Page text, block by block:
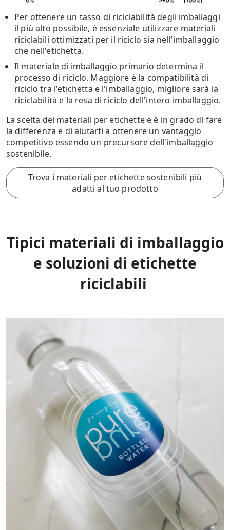
Per ottenere un tasso di riciclabilità degli imballaggi
il più alto possibile, è essenziale utilizzare materiali
riciclabili ottimizzati per il riciclo sia nell'imballaggio
che nell'etichetta.
Il materiale di imballaggio primario determina il
processo di riciclo. Maggiore è la compatibilità di
riciclo tra l'etichetta e l'imballaggio, migliore sarà la
riciclabilità e la resa di riciclo dell'intero imballaggio.
La scelta dei materiali per etichette e è in grado di fare
la differenza e di aiutarti a ottenere un vantaggio
competitivo essendo un precursore dell'imballaggio
sostenibile.
Trova i materiali per etichette sostenibili più
adatti al tuo prodotto
Tipici materiali di imballaggio
e soluzioni di etichette
riciclabili